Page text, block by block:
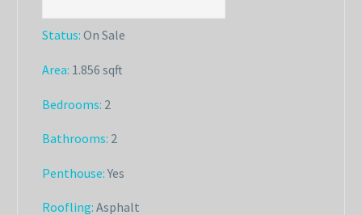
Status: On Sale
Area: 1.856 sqft
Bedrooms: 2
Bathrooms: 2
Penthouse: Yes
Roofling: Asphalt